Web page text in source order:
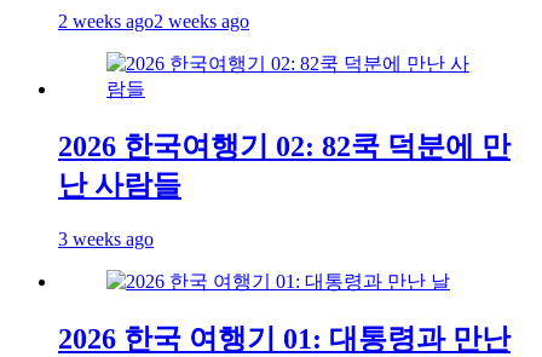
2 weeks ago2 weeks ago
2026 한국여행기 02: 82쿡 덕분에 만
난 사람들
3 weeks ago
2026 한국 여행기 01: 대통령과 만난